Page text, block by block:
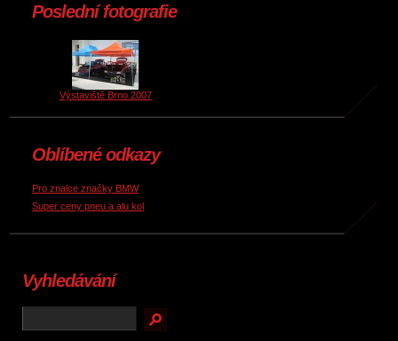
Poslední fotografie
Výstaviště Brno 2007
Oblíbené odkazy
Pro znalce značky BMW
Super ceny pneu a alu kol
Vyhledávání